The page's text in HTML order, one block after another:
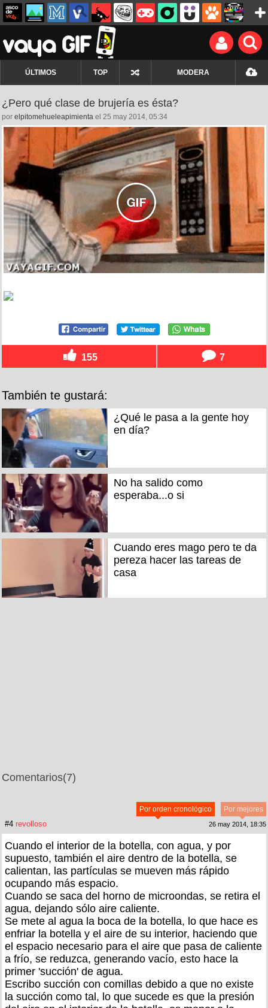
ÚLTIMOS TOP MODERA
¿Pero qué clase de brujería es ésta?
por elpitomehueleapimienta el 25 may 2014, 05:34
155 7
También te gustará:
¿Qué le pasa a la gente hoy
en día?
No ha salido como
esperaba...o si
Cuando eres mago pero te da
pereza hacer las tareas de
casa
Comentarios(7)
Por mejores
Por orden cronológico
#4 revolloso 26 may 2014, 18:35
Cuando el interior de la botella, con agua, y por
supuesto, también el aire dentro de la botella, se
calientan, las partículas se mueven más rápido
ocupando más espacio.
Cuando se saca del horno de microondas, se retira el
agua, dejando sólo aire caliente.
Se mete al agua la boca de la botella, lo que hace es
enfriar la botella y el aire de su interior, haciendo que
el espacio necesario para el aire que pasa de caliente
a frío, se reduzca, generando vacío, esto hace la
primer 'succión' de agua.
Escribo succión con comillas debido a que no existe
la succión como tal, lo que sucede es que la presión